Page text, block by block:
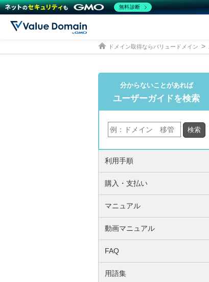
ドメイン取得ならバリュードメイン
分からないことがあれば
ユーザーガイドを検索
利用手順
購入・支払い
マニュアル
動画マニュアル
FAQ
用語集
無料診断